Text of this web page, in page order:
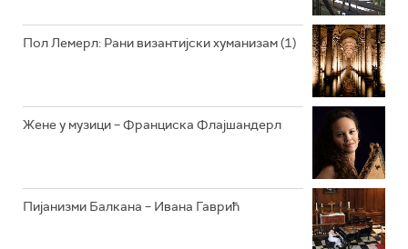
РАДИО ЏЕЗЕР
Пол Лемерл: Рани византијски хуманизам (1)
Жене у музици – Франциска Флајшандерл
Пијанизми Балкана – Ивана Гаврић